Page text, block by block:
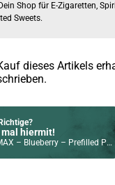
Shop für E-Zigaretten,
Sweets.
dieses Artikels
mal hiermit!
– Blueberry – Prefilled Pod